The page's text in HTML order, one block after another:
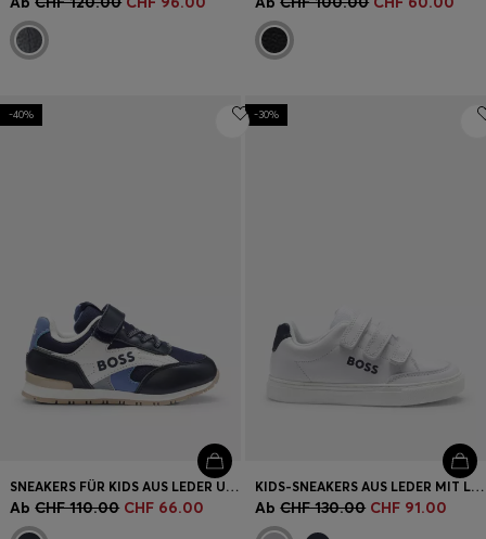
-40%
SNEAKERS FÜR KIDS AUS LEDER UND CANVAS
Ab CHF 110.00 CHF 66.00
-30%
KIDS-SNEAKERS AUS LEDER MIT LOGOS UND DREI KLETTVERSCHLUSSRIEMEN
Ab CHF 130.00 CHF 91.00